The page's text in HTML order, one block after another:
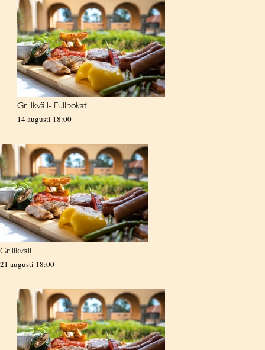
Grillkväll- Fullbokat!
14 augusti 18:00
Grillkväll
21 augusti 18:00